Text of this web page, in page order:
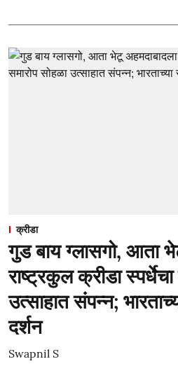
क्रीडा
गुड बाय ग्लासगो, आता
राष्ट्रकुल क्रीडा
उत्साहात संपन्न;
दर्शन
Swapnil S